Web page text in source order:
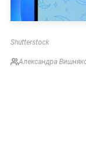
Shutterstock
Александра